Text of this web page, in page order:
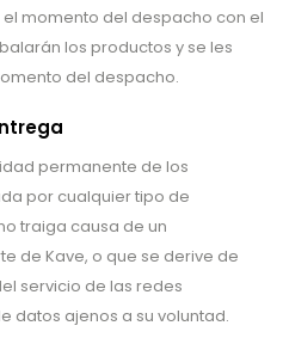
momento del despacho con el
los productos y se les
del despacho.
permanente de los
por cualquier tipo de
traiga causa de un
de Kave, o que se derive de
servicio de las redes
datos ajenos a su voluntad.